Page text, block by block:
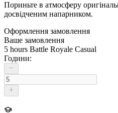
Пориньте в атмосферу
досвідченим напарником.
Оформлення замовлення
Ваше замовлення
5 hours Battle Royale Casual
Години: